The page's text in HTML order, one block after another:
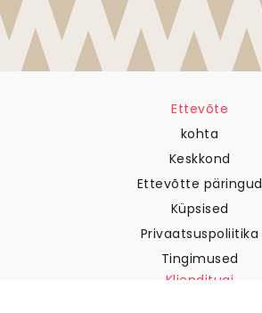
Ettevõte
kohta
Keskkond
Ettevõtte päringud
Küpsised
Privaatsuspoliitika
Tingimused
Klienditugi